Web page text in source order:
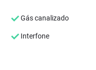
Gás canalizado
Interfone